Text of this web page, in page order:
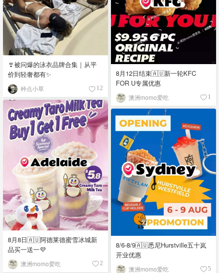
👙被问爆的泳衣品牌合集｜从平
价到轻奢都有✨
种点小草 12
8月12日结束🇦🇺新一轮KFC
FOR U专属优惠
澳洲momo爱吃 1
8月8日🇦🇺阿德莱德蜜雪冰城新
品买一送一💜
澳洲momo爱吃 2
8/6-8/9🇦🇺悉尼Hurstville五十岚
开业优惠
澳洲momo爱吃 5